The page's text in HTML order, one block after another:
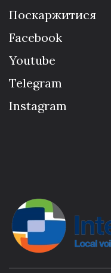
Поскаржитися
Facebook
Youtube
Telegram
Instagram